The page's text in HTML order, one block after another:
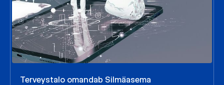
Terveystalo omandab Silmäasema